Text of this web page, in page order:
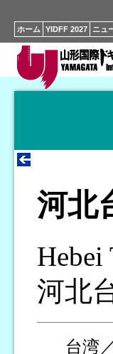
ホーム YIDFF 2027 ニュ
河北
Hebei
河北
台湾